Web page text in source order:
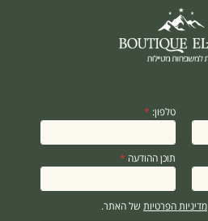
טלפון: *
תוכן ההודעה *
מדיניות הפרטיות של האתר.